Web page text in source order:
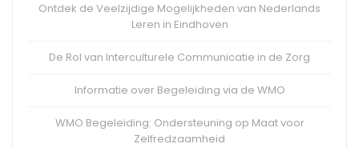
Ontdek de Veelzijdige Mogelijkheden van Nederlands
Leren in Eindhoven
De Rol van Interculturele Communicatie in de Zorg
Informatie over Begeleiding via de WMO
WMO Begeleiding: Ondersteuning op Maat voor
Zelfredzaamheid